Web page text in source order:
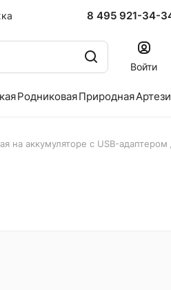
8 495 921-34-
Войти
РодниковаяПриродная
на аккумуляторе с USB-